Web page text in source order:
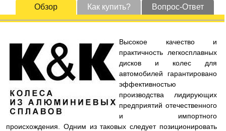
Обзор Как купить? Вопрос-Ответ
Высокое качество и
практичность легкосплавных
дисков и колес для
автомобилей гарантировано
эффективностью
производства лидирующих
предприятий отечественного
и импортного
происхождения. Одним из таковых следует позиционировать